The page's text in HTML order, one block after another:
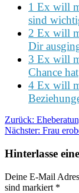
1 Ex will
sind
2 Ex will
Dir
3 Ex will
Chance hat
4 Ex will
Zurück:
Nächster: Frau
Hinterlasse
Deine E-Mail
sind markiert *